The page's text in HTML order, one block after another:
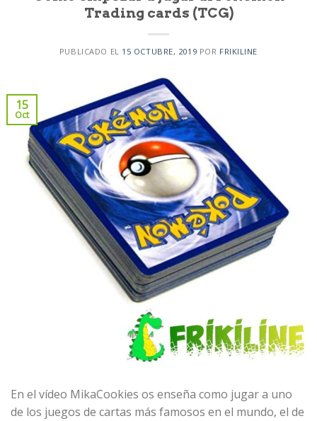
Trading cards (TCG)
PUBLICADO EL 15 OCTUBRE, 2019 POR FRIKILINE
15
Oct
En el vídeo MikaCookies os enseña como jugar a uno
de los juegos de cartas más famosos en el mundo, el de